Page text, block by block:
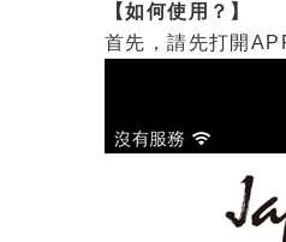
【如何使用？】
首先，請先打開